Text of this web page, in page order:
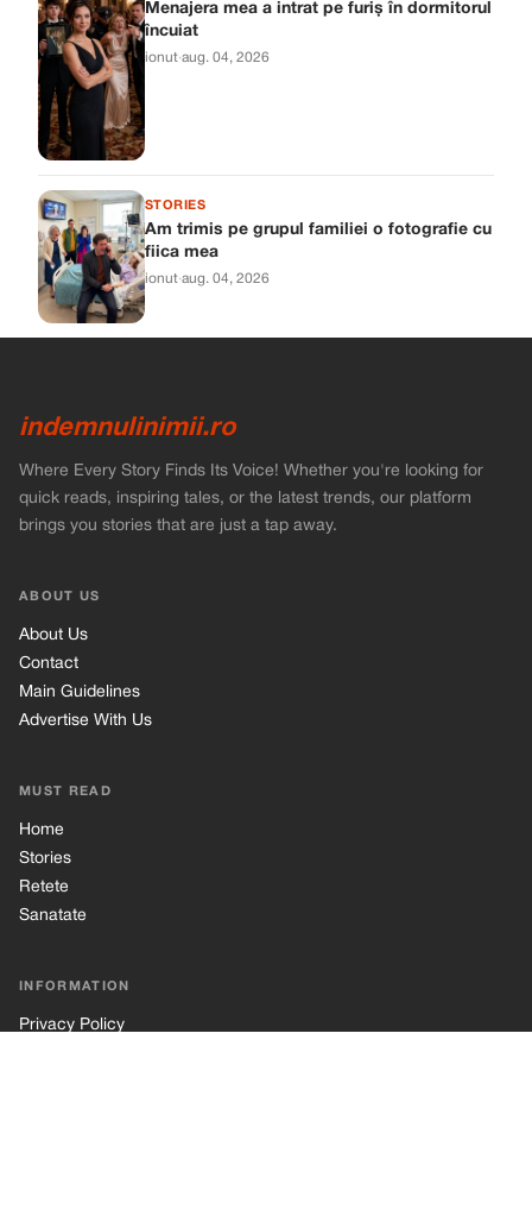
Menajera mea a intrat pe furiș în dormitorul
încuiat
ionut·aug. 04, 2026
STORIES
Am trimis pe grupul familiei o fotografie cu
fiica mea
ionut·aug. 04, 2026
indemnulinimii.ro
Where Every Story Finds Its Voice! Whether you're looking for
quick reads, inspiring tales, or the latest trends, our platform
brings you stories that are just a tap away.
ABOUT US
About Us
Contact
Main Guidelines
Advertise With Us
MUST READ
Home
Stories
Retete
Sanatate
INFORMATION
Privacy Policy